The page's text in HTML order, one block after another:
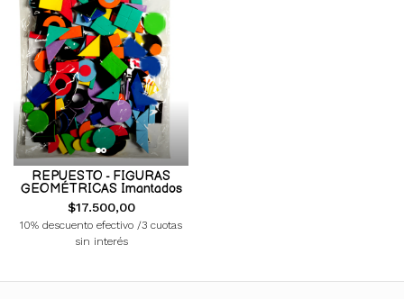
REPUESTO - FIGURAS
GEOMÉTRICAS Imantados
$17.500,00
10% descuento efectivo /3 cuotas
sin interés